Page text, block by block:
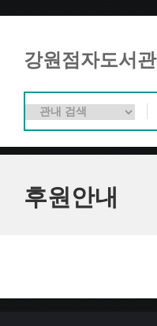
강원점자도서관
후원안내